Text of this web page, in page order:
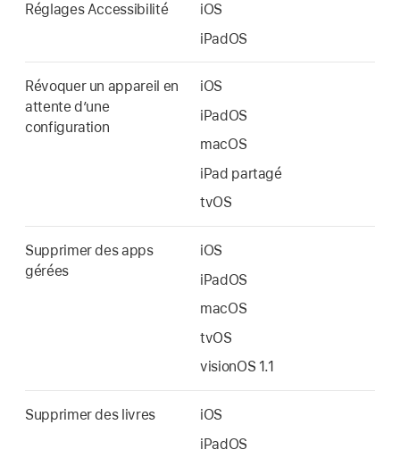
Réglages Accessibilité
iOS
iPadOS
Révoquer un appareil en
attente dʼune
configuration
iOS
iPadOS
macOS
iPad partagé
tvOS
Supprimer des apps
gérées
iOS
iPadOS
macOS
tvOS
visionOS 1.1
Supprimer des livres
iOS
iPadOS